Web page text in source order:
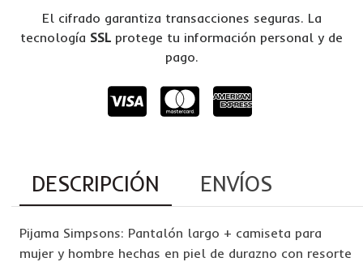
El cifrado garantiza transacciones seguras. La
tecnología SSL protege tu información personal y de
pago.
DESCRIPCIÓN ENVÍOS
Pijama Simpsons: Pantalón largo + camiseta para
mujer y hombre hechas en piel de durazno con resorte